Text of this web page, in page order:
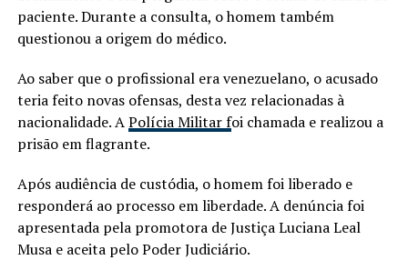
paciente. Durante a consulta, o homem também
questionou a origem do médico.
Ao saber que o profissional era venezuelano, o acusado
teria feito novas ofensas, desta vez relacionadas à
nacionalidade. APolícia Militar foi chamada e realizou a
prisão em flagrante.
Após audiência de custódia, o homem foi liberado e
responderá ao processo em liberdade. A denúncia foi
apresentada pela promotora de Justiça Luciana Leal
Musa e aceita pelo Poder Judiciário.